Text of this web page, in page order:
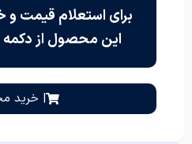
برای استعلام قیمت و
این محصول از دکمه
| خرید